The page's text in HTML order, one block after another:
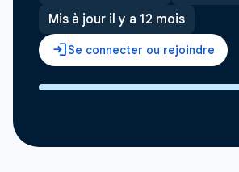
Mis à jour il y a 12 mois